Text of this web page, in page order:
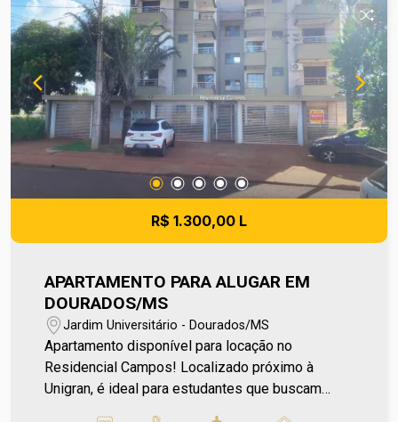
R$ 1.300,00 L
APARTAMENTO PARA ALUGAR EM
DOURADOS/MS
Jardim Universitário - Dourados/MS
Apartamento disponível para locação no
Residencial Campos! Localizado próximo à
Unigran, é ideal para estudantes que buscam